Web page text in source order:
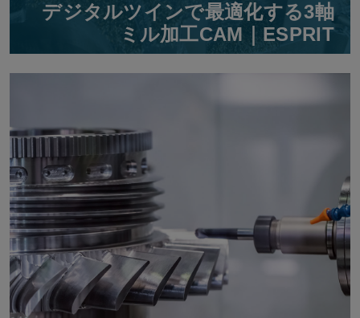
デジタルツインで最適化する3軸
ミル加工CAM｜ESPRIT